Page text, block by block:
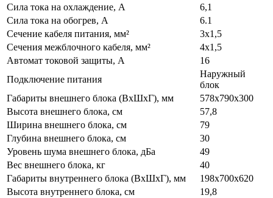
Сила тока на охлаждение, А
6,1
Сила тока на обогрев, А
6.1
Сечение кабеля питания, мм²
3x1,5
Сечения межблочного кабеля, мм²
4x1,5
Автомат токовой защиты, A
16
Подключение питания
Наружный
блок
Габариты внешнего блока (ВхШхГ), мм
578х790х300
Высота внешнего блока, см
57,8
Ширина внешнего блока, см
79
Глубина внешнего блока, см
30
Уровень шума внешнего блока, дБа
49
Вес внешнего блока, кг
40
Габариты внутреннего блока (ВхШхГ), мм
198x700x620
Высота внутреннего блока, см
19,8